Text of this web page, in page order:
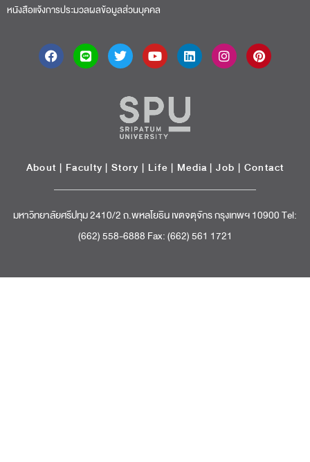
หนังสือแจ้งการประมวลผลข้อมูลส่วนบุคคล
About | Faculty | Story | Life | Media |Job | Contact
มหาวิทยาลัยศรีปทุม 2410/2 ถ.พหลโยธิน เขตจตุจักร กรุงเทพฯ 10900 Tel:
(662) 558-6888 Fax: (662) 561 1721